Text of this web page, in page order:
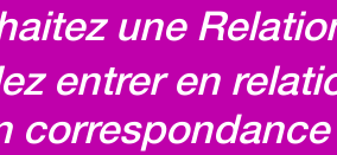
une
entrer en